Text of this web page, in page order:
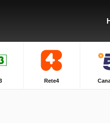
Rete4